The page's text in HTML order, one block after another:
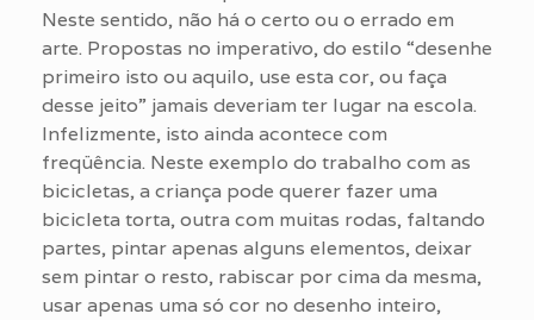
Neste sentido, não há o certo ou o errado em
arte. Propostas no imperativo, do estilo “desenhe
primeiro isto ou aquilo, use esta cor, ou faça
desse jeito” jamais deveriam ter lugar na escola.
Infelizmente, isto ainda acontece com
freqüência. Neste exemplo do trabalho com as
bicicletas, a criança pode querer fazer uma
bicicleta torta, outra com muitas rodas, faltando
partes, pintar apenas alguns elementos, deixar
sem pintar o resto, rabiscar por cima da mesma,
usar apenas uma só cor no desenho inteiro,